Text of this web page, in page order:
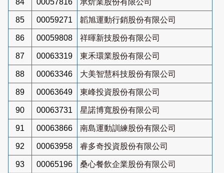
85 00059271 韜旭運動行銷股份有限公司
86 00059808 祥暉新技股份有限公司
87 00063319 東禾環業股份有限公司
88 00063346 大美智慧科技股份有限公司
89 00063649 東峰投資股份有限公司
90 00063731 星諾博寬股份有限公司
91 00063866 南島運動訓練股份有限公司
92 00063958 睿多奇投資股份有限公司
93 00065196 桑心餐飲企業股份有限公司